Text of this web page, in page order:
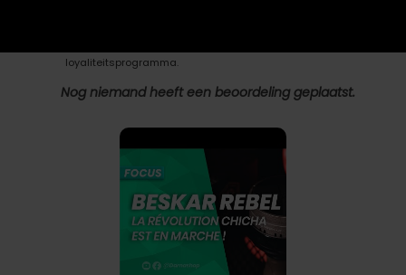
loyaliteitsprogramma.
Nog niemand heeft een beoordeling geplaatst.